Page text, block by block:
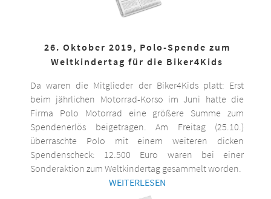
26. Oktober 2019, Polo-Spende zum
Weltkindertag für die Biker4Kids
Da waren die Mitglieder der Biker4Kids platt: Erst
beim jährlichen Motorrad-Korso im Juni hatte die
Firma Polo Motorrad eine größere Summe zum
Spendenerlös beigetragen. Am Freitag (25.10.)
überraschte Polo mit einem weiteren dicken
Spendenscheck: 12.500 Euro waren bei einer
Sonderaktion zum Weltkindertag gesammelt worden.
WEITERLESEN